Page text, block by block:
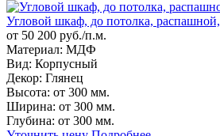
Угловой шкаф, до потолка,
от 50 200 руб./п.м.
Материал: МДФ
Вид: Корпусный
Декор: Глянец
Высота: от 300 мм.
Ширина: от 300 мм.
Глубина: от 300 мм.